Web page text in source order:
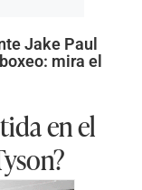
Jake Paul
mira el
en el